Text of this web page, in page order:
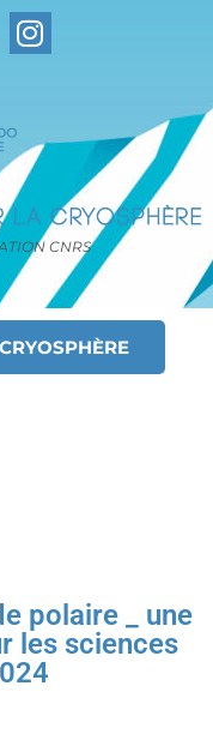
CNRS
polaire _ une
les sciences